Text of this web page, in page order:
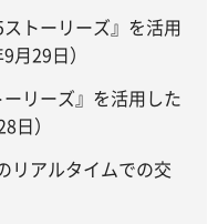
トーリーズ』を活用
29日）
リーズ』を活用した
日）
リアルタイムでの交